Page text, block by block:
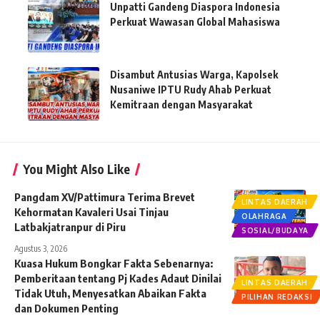
Unpatti Gandeng Diaspora Indonesia
Perkuat Wawasan Global Mahasiswa
Disambut Antusias Warga, Kapolsek
Nusaniwe IPTU Rudy Ahab Perkuat
Kemitraan dengan Masyarakat
You Might Also Like
LINTAS DAERAH
OLAHRAGA
SOSIAL/BUDAYA
Pangdam XV/Pattimura Terima Brevet
Kehormatan Kavaleri Usai Tinjau
Latbakjatranpur di Piru
Agustus 3, 2026
LINTAS DAERAH
PILIHAN REDAKSI
Kuasa Hukum Bongkar Fakta Sebenarnya:
Pemberitaan tentang Pj Kades Adaut Dinilai
Tidak Utuh, Menyesatkan Abaikan Fakta
dan Dokumen Penting